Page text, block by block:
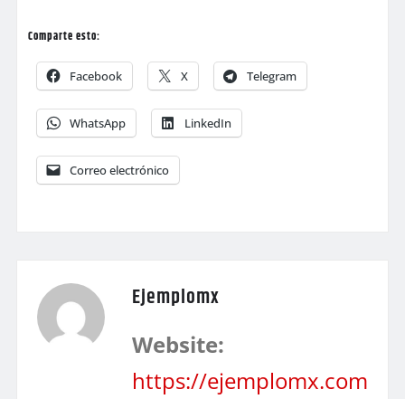
Comparte esto:
Facebook X Telegram
WhatsApp LinkedIn
Correo electrónico
Ejemplomx
Website:
https://ejemplomx.com